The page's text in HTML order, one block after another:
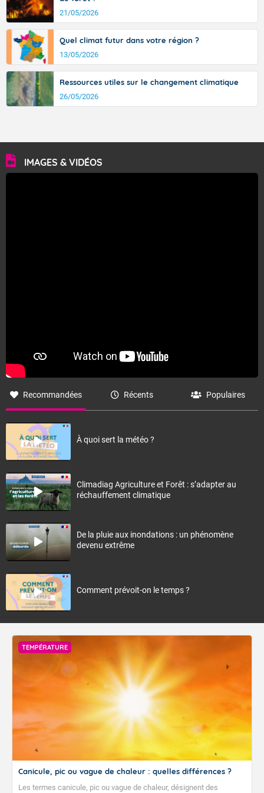
21/05/2026
Quel climat futur dans votre région ?
13/05/2026
Ressources utiles sur le changement climatique
26/05/2026
IMAGES & VIDÉOS
Recommandées Récents Populaires
À quoi sert la météo ?
Climadiag Agriculture et Forêt : s’adapter au
réchauffement climatique
De la pluie aux inondations : un phénomène
devenu extrême
Comment prévoit-on le temps ?
TEMPÉRATURE
Canicule, pic ou vague de chaleur : quelles différences ?
Les termes canicule, pic ou vague de chaleur, désignent des